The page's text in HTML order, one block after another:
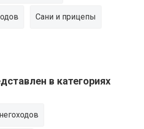
Сани и прицепы
в категориях